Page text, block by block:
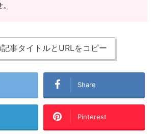
記事タイトルとURLをコピー
Share
Pinterest